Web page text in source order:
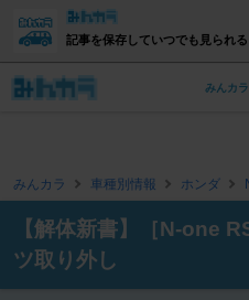
記事を保存していつでも見られる
みんカ
みんカラ 車種別情報 ホンダ
【解体新書】［N-one
ツ取り外し